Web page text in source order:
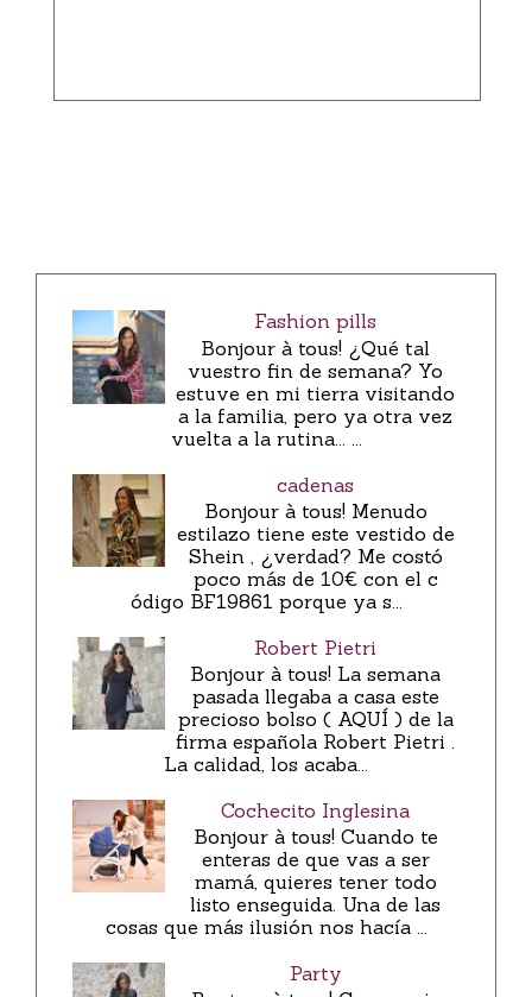
Fashion pills
Bonjour à tous! ¿Qué tal
vuestro fin de semana? Yo
estuve en mi tierra visitando
a la familia, pero ya otra vez
vuelta a la rutina... ...
cadenas
Bonjour à tous! Menudo
estilazo tiene este vestido de
Shein , ¿verdad? Me costó
poco más de 10€ con el c
ódigo BF19861 porque ya s...
Robert Pietri
Bonjour à tous! La semana
pasada llegaba a casa este
precioso bolso ( AQUÍ ) de la
firma española Robert Pietri .
La calidad, los acaba...
Cochecito Inglesina
Bonjour à tous! Cuando te
enteras de que vas a ser
mamá, quieres tener todo
listo enseguida. Una de las
cosas que más ilusión nos hacía ...
Party